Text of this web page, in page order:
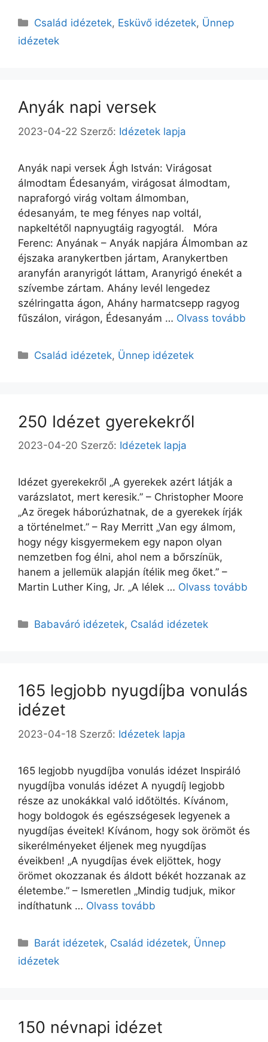
Kategória
Család idézetek, Esküvő idézetek, Ünnep
idézetek
Anyák napi versek
2023-04-22 Szerző: Idézetek lapja
Anyák napi versek Ágh István: Virágosat
álmodtam Édesanyám, virágosat álmodtam,
napraforgó virág voltam álmomban,
édesanyám, te meg fényes nap voltál,
napkeltétől napnyugtáig ragyogtál. Móra
Ferenc: Anyának – Anyák napjára Álmomban az
éjszaka aranykertben jártam, Aranykertben
aranyfán aranyrigót láttam, Aranyrigó énekét a
szívembe zártam. Ahány levél lengedez
szélringatta ágon, Ahány harmatcsepp ragyog
fűszálon, virágon, Édesanyám … Olvass tovább
Kategória
Család idézetek, Ünnep idézetek
250 Idézet gyerekekről
2023-04-20 Szerző: Idézetek lapja
Idézet gyerekekről „A gyerekek azért látják a
varázslatot, mert keresik.” – Christopher Moore
„Az öregek háborúzhatnak, de a gyerekek írják
a történelmet.” – Ray Merritt „Van egy álmom,
hogy négy kisgyermekem egy napon olyan
nemzetben fog élni, ahol nem a bőrszínük,
hanem a jellemük alapján ítélik meg őket.” –
Martin Luther King, Jr. „A lélek … Olvass tovább
Kategória
Babaváró idézetek, Család idézetek
165 legjobb nyugdíjba vonulás
idézet
2023-04-18 Szerző: Idézetek lapja
165 legjobb nyugdíjba vonulás idézet Inspiráló
nyugdíjba vonulás idézet A nyugdíj legjobb
része az unokákkal való időtöltés. Kívánom,
hogy boldogok és egészségesek legyenek a
nyugdíjas éveitek! Kívánom, hogy sok örömöt és
sikerélményeket éljenek meg nyugdíjas
éveikben! „A nyugdíjas évek eljöttek, hogy
örömet okozzanak és áldott békét hozzanak az
életembe.” – Ismeretlen „Mindig tudjuk, mikor
indíthatunk … Olvass tovább
Kategória
Barát idézetek, Család idézetek, Ünnep
idézetek
150 névnapi idézet